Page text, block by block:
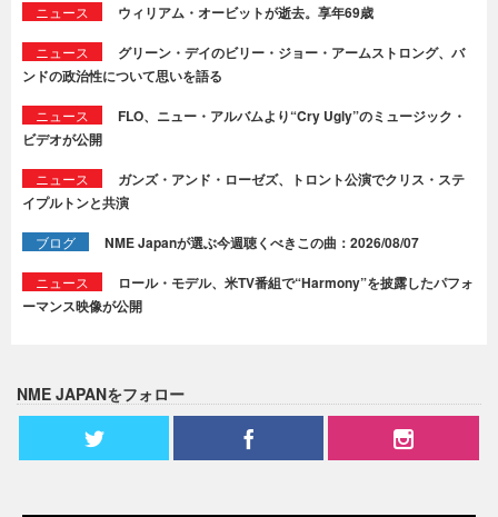
ニュース ウィリアム・オービットが逝去。享年69歳
ニュース
グリーン・デイのビリー・ジョー・アームストロング、バ
ンドの政治性について思いを語る
ニュース
FLO、ニュー・アルバムより“Cry Ugly”のミュージック・
ビデオが公開
ニュース
ガンズ・アンド・ローゼズ、トロント公演でクリス・ステ
イプルトンと共演
ブログ NME Japanが選ぶ今週聴くべきこの曲：2026/08/07
ニュース
ロール・モデル、米TV番組で“Harmony”を披露したパフォ
ーマンス映像が公開
NME JAPANをフォロー